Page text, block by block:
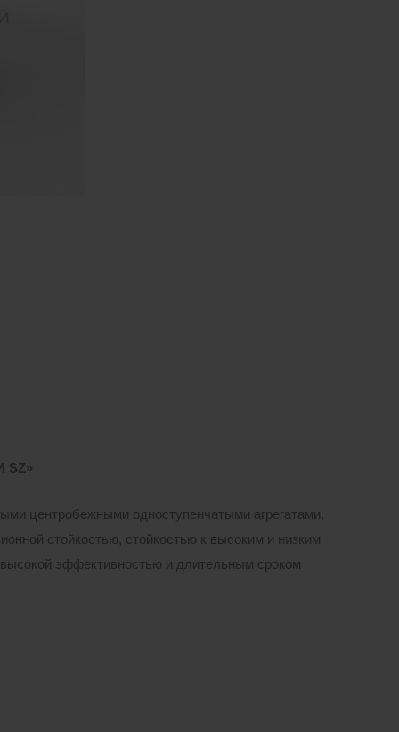
SZ»
центробежными одноступенчатыми агрегатами,
стойкостью, стойкостью к высоким и низким
эффективностью и длительным сроком